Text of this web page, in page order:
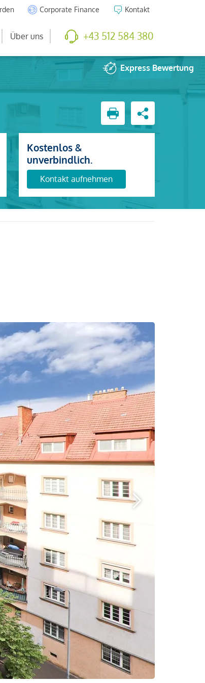
Corporate Finance Kontakt
Über uns +43 512 584 380
Express Bewertung
Kostenlos &
unverbindlich.
Kontakt aufnehmen